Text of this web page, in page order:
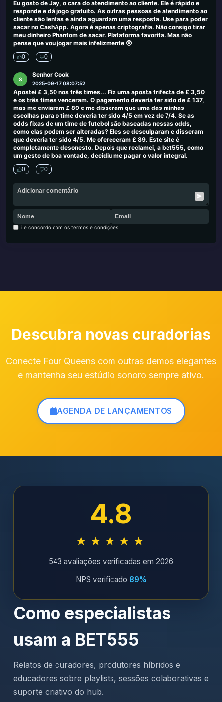
Eu gosto de Jay, o cara do atendimento ao cliente. Ele é rápido e
responde e dá jogo gratuito. As outras pessoas de atendimento ao
cliente são lentas e ainda aguardam uma resposta. Use para poder
sacar no CashApp. Agora é apenas criptografia. Não consigo tirar
meu dinheiro Phantom de sacar. Plataforma favorita. Mas não
pense que vou jogar mais infelizmente 😞
0 0
S
Senhor Cook
2025-09-17 08:07:52
Apostei £ 3,50 nos três times... Fiz uma aposta trifecta de £ 3,50
e os três times venceram. O pagamento deveria ter sido de £ 137,
mas me enviaram £ 89 e me disseram que uma das minhas
escolhas para o time deveria ter sido 4/5 em vez de 7/4. Se as
odds fixas de um time de futebol são baseadas nessas odds,
como elas podem ser alteradas? Eles se desculparam e disseram
que deveria ter sido 4/5. Me ofereceram £ 89. Este site é
completamente desonesto. Depois que reclamei, a bet555, como
um gesto de boa vontade, decidiu me pagar o valor integral.
0 0
Li e concordo com os termos e condições.
Descubra novas curadorias
Conecte Four Queens com outras demos elegantes
e mantenha seu estúdio sonoro sempre ativo.
AGENDA DE LANÇAMENTOS
4.8
★★★★★
543 avaliações verificadas em 2026
NPS verificado 89%
Como especialistas
usam a BET555
Relatos de curadores, produtores híbridos e
educadores sobre playlists, sessões colaborativas e
suporte criativo do hub.